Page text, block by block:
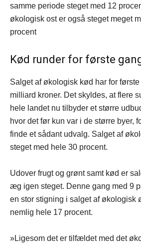
samme periode steget med 12
økologisk ost er også steget meget
procent
Kød runder for første
Salget af økologisk kød har for
milliard kroner. Det skyldes, at flere
hele landet nu tilbyder et større
hvor det før kun var i de større byer,
finde et sådant udvalg. Salget af
steget med hele 30 procent.
Udover frugt og grønt samt kød er
æg igen steget. Denne gang med 9
en stor stigning i salget af økologisk
nemlig hele 17 procent.
»Ligesom det er tilfældet med det